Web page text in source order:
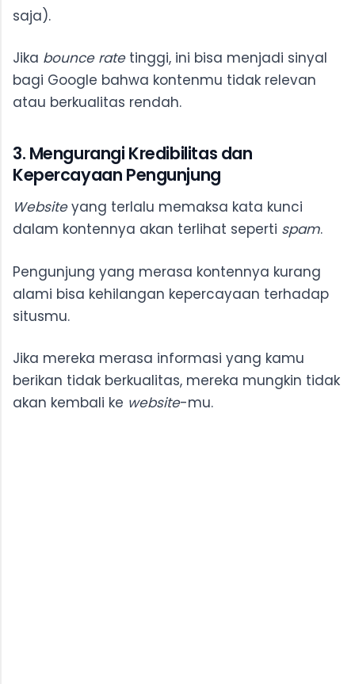
saja).
Jika bounce ratetinggi, ini bisa menjadi sinyal
bagi Google bahwa kontenmu tidak relevan
atau berkualitas rendah.
3. Mengurangi Kredibilitas dan
Kepercayaan Pengunjung
Websiteyang terlalu memaksa kata kunci
dalam kontennya akan terlihat seperti spam.
Pengunjung yang merasa kontennya kurang
alami bisa kehilangan kepercayaan terhadap
situsmu.
Jika mereka merasa informasi yang kamu
berikan tidak berkualitas, mereka mungkin tidak
akan kembali ke website-mu.